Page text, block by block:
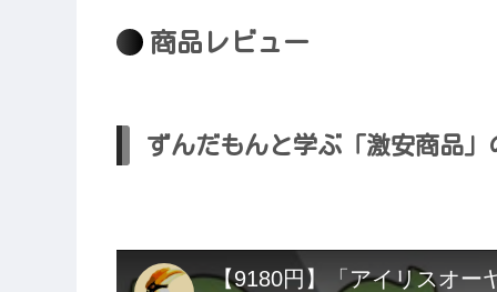
商品レビュー
ずんだもんと学ぶ「激安商品」